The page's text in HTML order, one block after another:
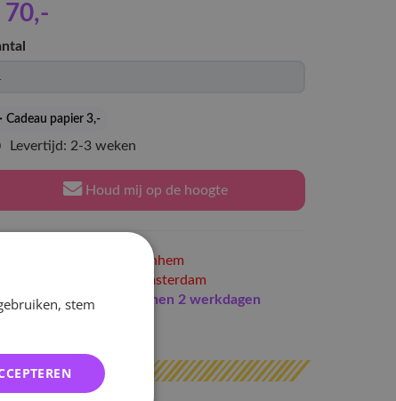
70,-
Cadeau papier 3,-
Levertijd: 2-3 weken
Houd mij op de hoogte
in Arnhem
in Amsterdam
Indien op voorraad
binnen 2 werkdagen
stem